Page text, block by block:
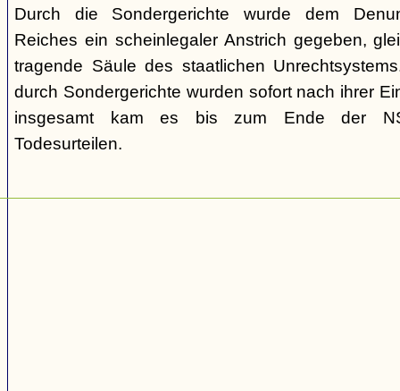
Durch die Sondergerichte wurde dem
Reiches ein scheinlegaler Anstrich gegeben,
tragende Säule des staatlichen
durch Sondergerichte wurden sofort nach ihrer
insgesamt kam es bis zum Ende der
Todesurteilen.